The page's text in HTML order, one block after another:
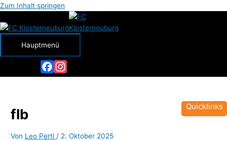
Zum Inhalt springen
Hauptmenü
flb
Von Leo Pertl / 2. Oktober 2025
Quicklinks